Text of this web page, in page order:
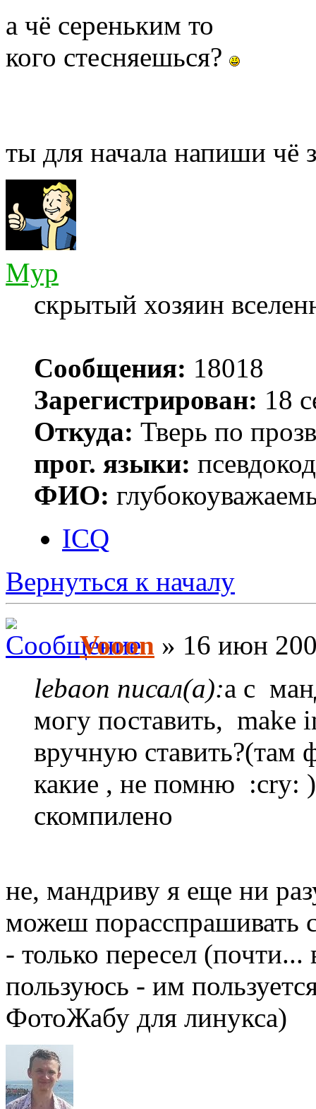
а чё сереньким то
кого стесняешься?
ты для начала напиши чё
Myp
скрытый хозяин
Сообщения: 18018
Зарегистрирован: 18
Откуда: Тверь по
прог. языки:
ФИО:
ICQ
Вернуться к началу
Vooon » 16 июн
lebaon писал(а):а с
могу поставить, make
вручную ставить?(там
какие , не помню :cry:
скомпилено
не, мандриву я еще ни
можеш порасспрашивать
- только пересел
пользуюсь - им
ФотоЖабу для линукса)